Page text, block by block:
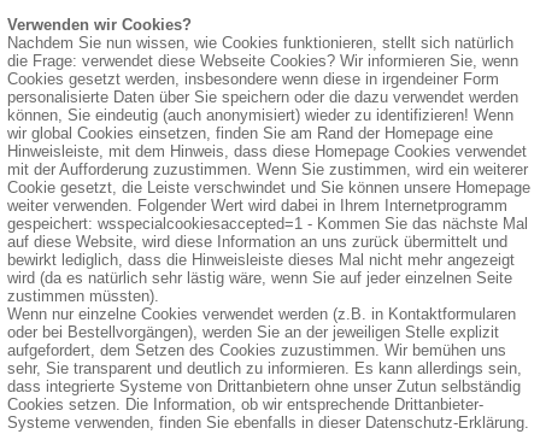
Verwenden wir Cookies?
Nachdem Sie nun wissen, wie Cookies funktionieren, stellt sich natürlich
die Frage: verwendet diese Webseite Cookies? Wir informieren Sie, wenn
Cookies gesetzt werden, insbesondere wenn diese in irgendeiner Form
personalisierte Daten über Sie speichern oder die dazu verwendet werden
können, Sie eindeutig (auch anonymisiert) wieder zu identifizieren! Wenn
wir global Cookies einsetzen, finden Sie am Rand der Homepage eine
Hinweisleiste, mit dem Hinweis, dass diese Homepage Cookies verwendet
mit der Aufforderung zuzustimmen. Wenn Sie zustimmen, wird ein weiterer
Cookie gesetzt, die Leiste verschwindet und Sie können unsere Homepage
weiter verwenden. Folgender Wert wird dabei in Ihrem Internetprogramm
gespeichert: wsspecialcookiesaccepted=1 - Kommen Sie das nächste Mal
auf diese Website, wird diese Information an uns zurück übermittelt und
bewirkt lediglich, dass die Hinweisleiste dieses Mal nicht mehr angezeigt
wird (da es natürlich sehr lästig wäre, wenn Sie auf jeder einzelnen Seite
zustimmen müssten).
Wenn nur einzelne Cookies verwendet werden (z.B. in Kontaktformularen
oder bei Bestellvorgängen), werden Sie an der jeweiligen Stelle explizit
aufgefordert, dem Setzen des Cookies zuzustimmen. Wir bemühen uns
sehr, Sie transparent und deutlich zu informieren. Es kann allerdings sein,
dass integrierte Systeme von Drittanbietern ohne unser Zutun selbständig
Cookies setzen. Die Information, ob wir entsprechende Drittanbieter-
Systeme verwenden, finden Sie ebenfalls in dieser Datenschutz-Erklärung.